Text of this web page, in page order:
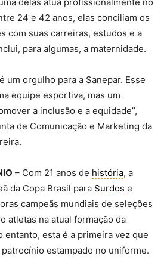
24 e 42 anos, elas conciliam os
com suas carreiras, estudos e a
para algumas, a maternidade.
um orgulho para a Sanepar. Esse
equipe esportiva, mas um
a inclusão e a equidade”,
de Comunicação e Marketing da
– Com 21 anos de história, a
da Copa Brasil para Surdos e
campeãs mundiais de seleções
atletas na atual formação da
entanto, esta é a primeira vez que
estampado no uniforme.